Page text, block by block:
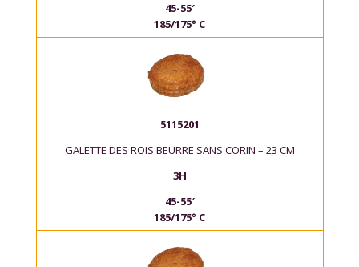
45-55′
185/175° C
5115201
GALETTE DES ROIS BEURRE SANS CORIN – 23 CM
3H
45-55′
185/175° C